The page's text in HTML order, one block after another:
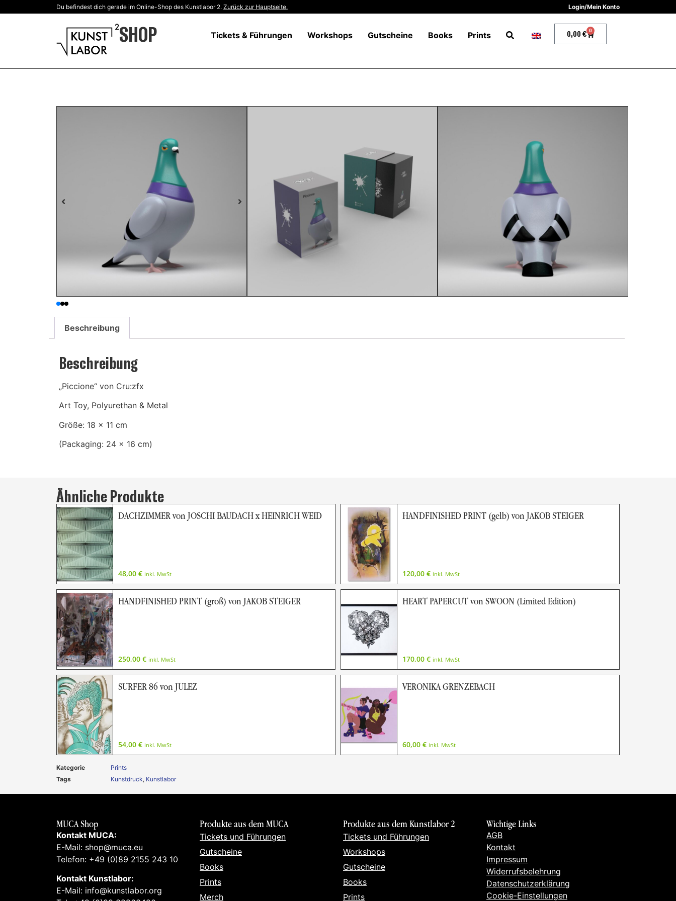
Du befindest dich gerade im Online-Shop des Kunstlabor 2. Zurück zur Hauptseite. Login/Mein Konto
SHOP Tickets & Führungen Workshops Gutscheine Books Prints 0,00 € 0
Art Toy, Polyurethan & Metal
Größe: 18 x 11 cm
Vorrätig
IN DEN WARENKORB
Beschreibung
Beschreibung
„Piccione“ von Cru:zfx
Art Toy, Polyurethan & Metal
Größe: 18 x 11 cm
(Packaging: 24 x 16 cm)
Ähnliche Produkte
DACHZIMMER von JOSCHI BAUDACH x HEINRICH WEID
48,00 € inkl. MwSt
HANDFINISHED PRINT (gelb) von JAKOB STEIGER
120,00 € inkl. MwSt
HANDFINISHED PRINT (groß) von JAKOB STEIGER
250,00 € inkl. MwSt
HEART PAPERCUT von SWOON (Limited Edition)
170,00 € inkl. MwSt
SURFER 86 von JULEZ
54,00 € inkl. MwSt
VERONIKA GRENZEBACH
60,00 € inkl. MwSt
Kategorie
Prints
Tags
Kunstdruck, Kunstlabor
MUCA Shop
Kontakt MUCA:
E-Mail: shop@muca.eu
Telefon: +49 (0)89 2155 243 10
Kontakt Kunstlabor:
E-Mail: info@kunstlabor.org
Produkte aus dem MUCA
Tickets und Führungen
Gutscheine
Books
Prints
Merch
Produkte aus dem Kunstlabor 2
Tickets und Führungen
Workshops
Gutscheine
Books
Prints
Wichtige Links
AGB
Kontakt
Impressum
Widerrufsbelehrung
Datenschutzerklärung
Cookie-Einstellungen